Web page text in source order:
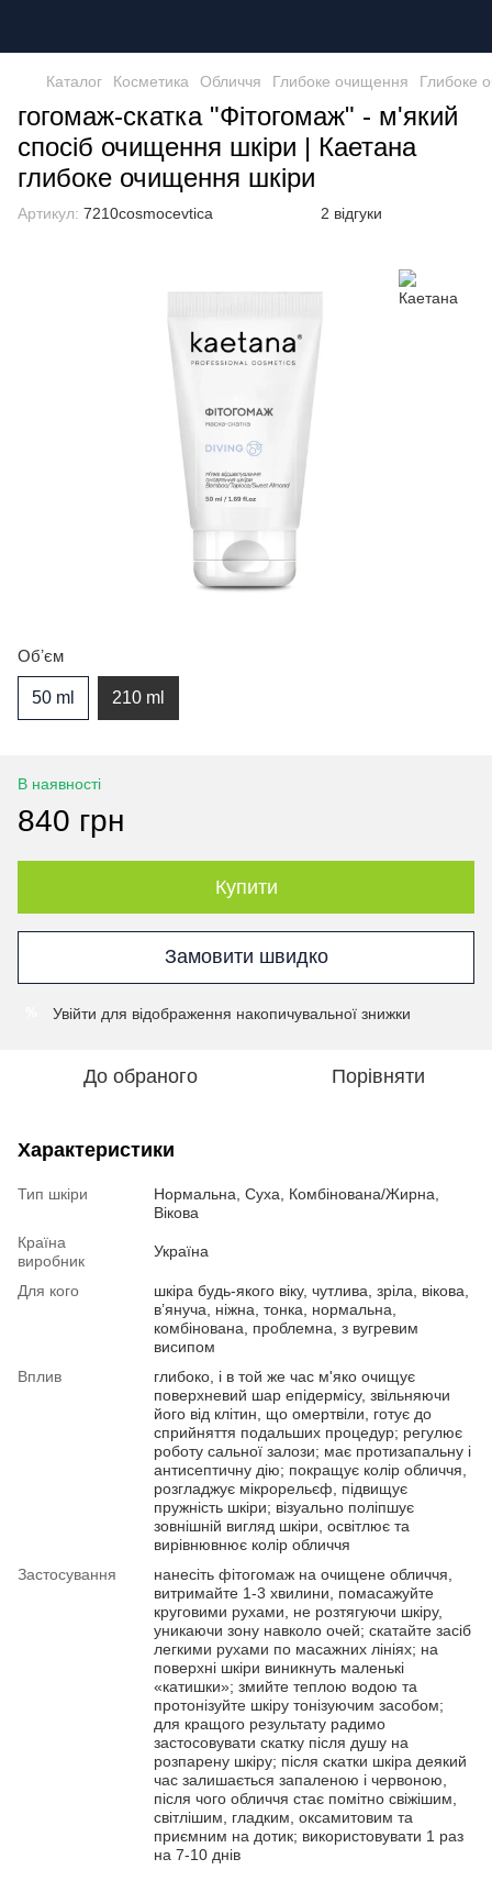
Каталог Косметика Обличчя Глибоке очищення Глибоке
гогомаж-скатка "Фітогомаж" - м'який
спосіб очищення шкіри | Каетана
глибоке очищення шкіри
Артикул: 7210cosmocevtica 2 відгуки
Обʼєм
50 ml 210 ml
В наявності
840 грн
Купити
Замовити швидко
Увійти для відображення накопичувальної знижки
До обраного Порівняти
Характеристики
Тип шкіри
Нормальна, Суха, Комбінована/Жирна,
Вікова
Країна
виробник
Україна
Для кого
шкіра будь-якого віку, чутлива, зріла, вікова,
в’януча, ніжна, тонка, нормальна,
комбінована, проблемна, з вугревим
висипом
Вплив
глибоко, і в той же час м'яко очищує
поверхневий шар епідермісу, звільняючи
його від клітин, що омертвіли, готує до
сприйняття подальших процедур; регулює
роботу сальної залози; має протизапальну і
антисептичну дію; покращує колір обличчя,
розгладжує мікрорельєф, підвищує
пружність шкіри; візуально поліпшує
зовнішній вигляд шкіри, освітлює та
вирівнювнює колір обличчя
Застосування
нанесіть фітогомаж на очищене обличчя,
витримайте 1-3 хвилини, помасажуйте
круговими рухами, не розтягуючи шкіру,
уникаючи зону навколо очей; скатайте засіб
легкими рухами по масажних лініях; на
поверхні шкіри виникнуть маленькі
«катишки»; змийте теплою водою та
протонізуйте шкіру тонізуючим засобом;
для кращого результату радимо
застосовувати скатку після душу на
розпарену шкіру; після скатки шкіра деякий
час залишається запаленою і червоною,
після чого обличчя стає помітно свіжішим,
світлішим, гладким, оксамитовим та
приємним на дотик; використовувати 1 раз
на 7-10 днів